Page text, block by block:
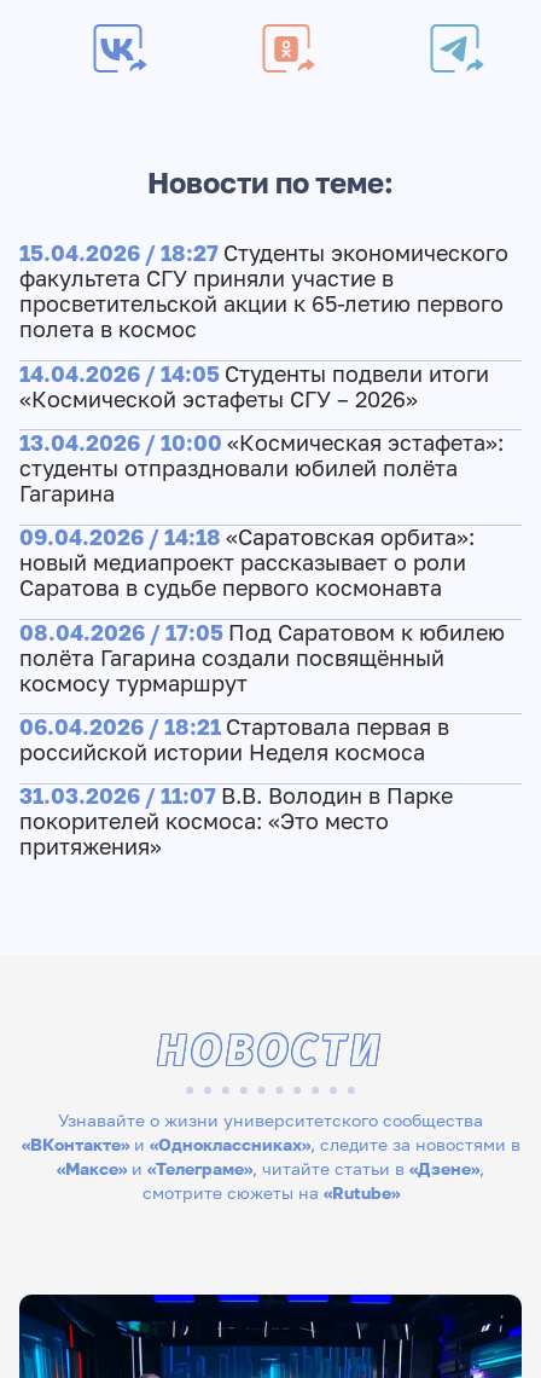
Новости по теме:
15.04.2026 / 18:27 Студенты экономического
факультета СГУ приняли участие в
просветительской акции к 65-летию первого
полета в космос
14.04.2026 / 14:05 Студенты подвели итоги
«Космической эстафеты СГУ – 2026»
13.04.2026 / 10:00 «Космическая эстафета»:
студенты отпраздновали юбилей полёта
Гагарина
09.04.2026 / 14:18 «Саратовская орбита»:
новый медиапроект рассказывает о роли
Саратова в судьбе первого космонавта
08.04.2026 / 17:05 Под Саратовом к юбилею
полёта Гагарина создали посвящённый
космосу турмаршрут
06.04.2026 / 18:21 Стартовала первая в
российской истории Неделя космоса
31.03.2026 / 11:07 В.В. Володин в Парке
покорителей космоса: «Это место
притяжения»
Узнавайте о жизни университетского сообщества
«ВКонтакте»и «Одноклассниках», следите за новостями в
«Максе» и «Телеграме», читайте статьи в «Дзене»,
смотрите сюжеты на «Rutube»
НОВОСТИ